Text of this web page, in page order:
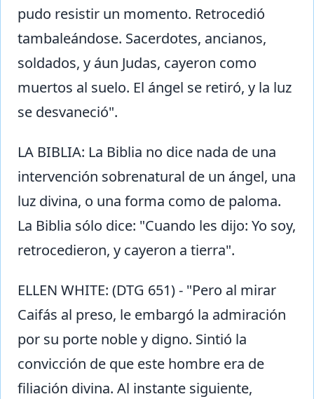
pudo resistir un momento. Retrocedió
tambaleándose. Sacerdotes, ancianos,
soldados, y áun Judas, cayeron como
muertos al suelo. El ángel se retiró, y la luz
se desvaneció".
LA BIBLIA: La Biblia no dice nada de una
intervención sobrenatural de un ángel, una
luz divina, o una forma como de paloma.
La Biblia sólo dice: "Cuando les dijo: Yo soy,
retrocedieron, y cayeron a tierra".
ELLEN WHITE: (DTG 651) - "Pero al mirar
Caifás al preso, le embargó la admiración
por su porte noble y digno. Sintió la
convicción de que este hombre era de
filiación divina. Al instante siguiente,